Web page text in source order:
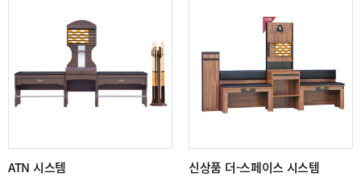
ATN 시스템 신상품 더-스페이스 시스템